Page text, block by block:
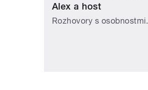
Alex a host
Rozhovory s osobnostmi.